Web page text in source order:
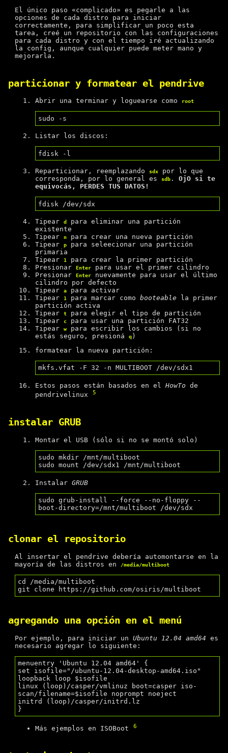
El único paso «complicado» es pegarle a las
opciones de cada distro para iniciar
correctamente, para simplificar un poco esta
tarea, creé un repositorio con las configuraciones
para cada distro y con el tiempo iré actualizando
la config, aunque cualquier puede meter mano y
mejorarla.
particionar y formatear el pendrive
Abrir una terminar y loguearse como root
Listar los discos:
Reparticionar, reemplazando sdxpor lo que
corresponda, por lo general es
sdb. OjO si te
equivocás, PERDES TUS DATOS!
Tipear dpara eliminar una partición
existente
Tipear
npara crear una nueva partición
Tipear
ppara seleecionar una partición
primaria
Tipear
1para crear la primer partición
Presionar
Enterpara usar el primer cilindro
Presionar
Enternuevamente para usar el último
cilindro por defecto
Tipear
apara activar
Tipear
1para marcar como booteable la primer
partición activa
Tipear
tpara elegir el tipo de partición
Tipear
cpara usar una partición FAT32
Tipear
wpara escribir los cambios (si no
estás seguro, presioná
q)
formatear la nueva partición:
Estos pasos están basados en el HowTo de
pendrivelinux
5
instalar GRUB
Montar el USB (sólo si no se montó solo)
sudo mkdir /mnt/multiboot
Instalar GRUB
sudo grub-install --force --no-floppy --
clonar el repositorio
Al insertar el pendrive debería automontarse en la
mayoría de las distros en
/media/multiboot
cd /media/multiboot
agregando una opción en el menú
Por ejemplo, para iniciar un Ubuntu 12.04 amd64 es
necesario agregar lo siguiente:
menuentry 'Ubuntu 12.04 amd64' {
set isofile="/ubuntu-12.04-desktop-amd64.iso"
loopback loop $isofile
linux (loop)/casper/vmlinuz boot=casper iso-
scan/filename=$isofile noprompt noeject
initrd (loop)/casper/initrd.lz
Más ejemplos en ISOBoot 6